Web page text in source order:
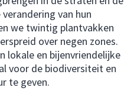
van hun
we twintig plantvakken
over negen zones.
lokale en bijenvriendelijke
voor de biodiversiteit en
te geven.